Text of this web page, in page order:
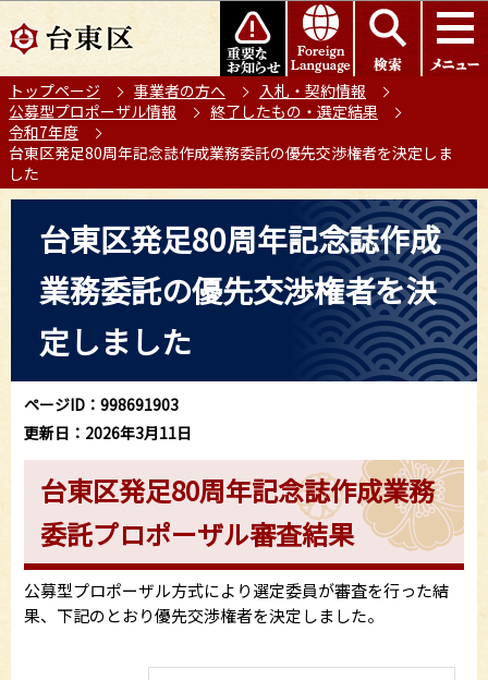
の
ー
ジ
の
先
頭
このページの本文へ移動
トップページ 事業者の方へ
入札・契約情報
公募型プロポーザル情報
終了したもの・選定結果
令和7年度
台東区発足80周年記念誌作成業務委託の優先交渉権者を決定しま
した
台東区発足80周年記念誌作成
業務委託の優先交渉権者を決
定しました
ページID：998691903
更新日：2026年3月11日
台東区発足80周年記念誌作成業務
委託プロポーザル審査結果
公募型プロポーザル方式により選定委員が審査を行った結
果、下記のとおり優先交渉権者を決定しました。